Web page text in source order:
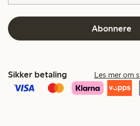
Abonnere
Sikker betaling Les mer om